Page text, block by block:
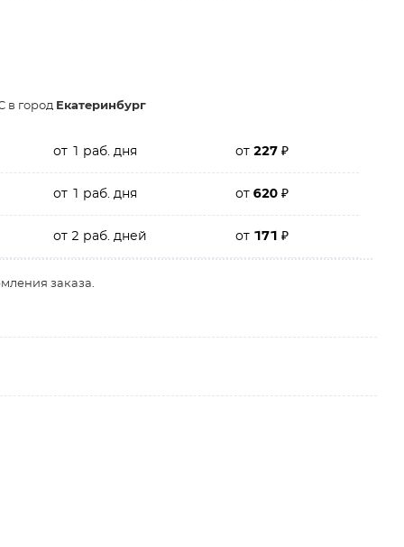
в город Екатеринбург
от 1 раб. дня от227₽
от 1 раб. дня от620₽
от 2 раб. дней от 171₽
заказа.